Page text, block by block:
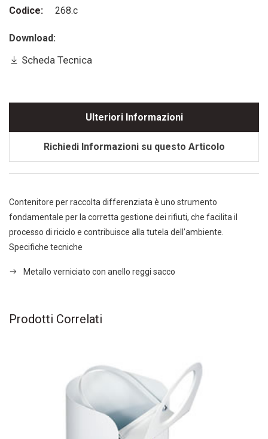
Codice: 268.c
Download:
Scheda Tecnica
Ulteriori Informazioni
Richiedi Informazioni su questo Articolo
Contenitore per raccolta differenziata è uno strumento
fondamentale per la corretta gestione dei rifiuti, che facilita il
processo di riciclo e contribuisce alla tutela dell’ambiente.
Specifiche tecniche
Metallo verniciato con anello reggi sacco
Prodotti Correlati